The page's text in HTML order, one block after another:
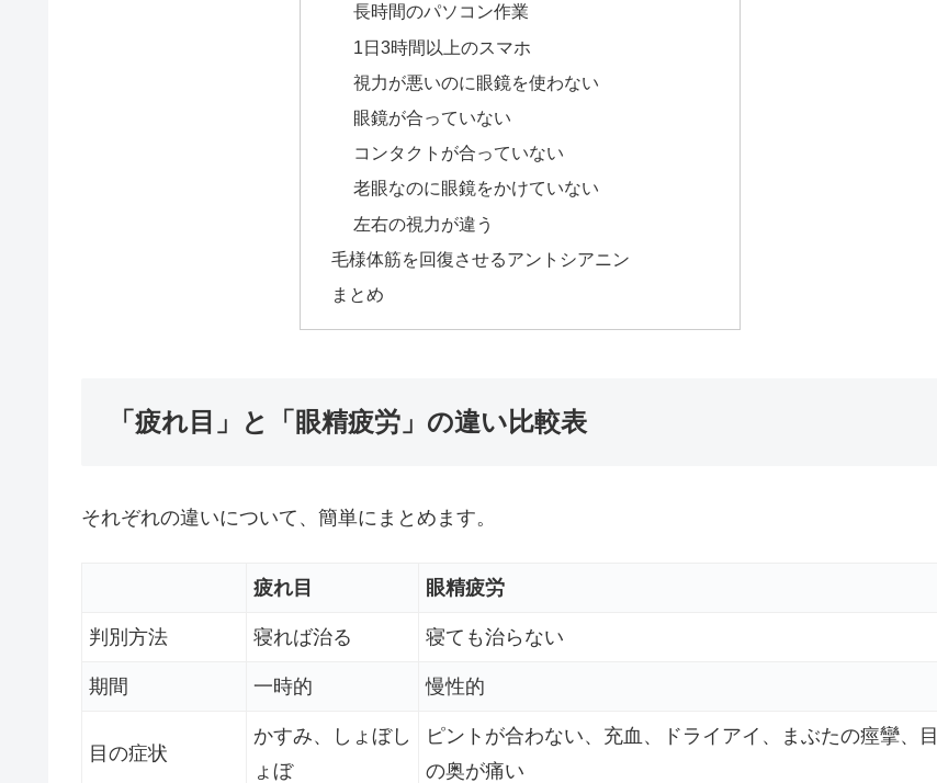
長時間のパソコン作業
1日3時間以上のスマホ
視力が悪いのに眼鏡を使わない
眼鏡が合っていない
コンタクトが合っていない
老眼なのに眼鏡をかけていない
左右の視力が違う
毛様体筋を回復させるアントシアニン
まとめ
「疲れ目」と「眼精疲労」の違い比較表
それぞれの違いについて、簡単にまとめます。
疲れ目 眼精疲労
判別方法 寝れば治る 寝ても治らない
期間 一時的 慢性的
目の症状
かすみ、しょぼし
ょぼ
ピントが合わない、充血、ドライアイ、まぶたの痙攣、目
の奥が痛い